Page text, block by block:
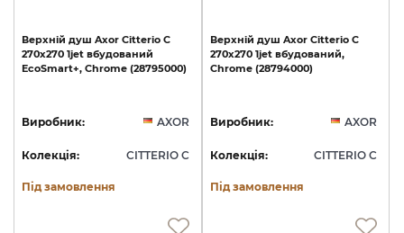
Верхній душ Axor Citterio C
270х270 1jet вбудований
EcoSmart+, Chrome (28795000)
Виробник: AXOR
Колекція: CITTERIO C
Під замовлення
Верхній душ Axor Citterio C
270х270 1jet вбудований,
Chrome (28794000)
Виробник: AXOR
Колекція: CITTERIO C
Під замовлення